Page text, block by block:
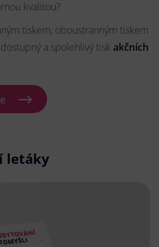
kvalitou?
tiskem, oboustranným tiskem
a spolehlivý tisk akčních
letáky